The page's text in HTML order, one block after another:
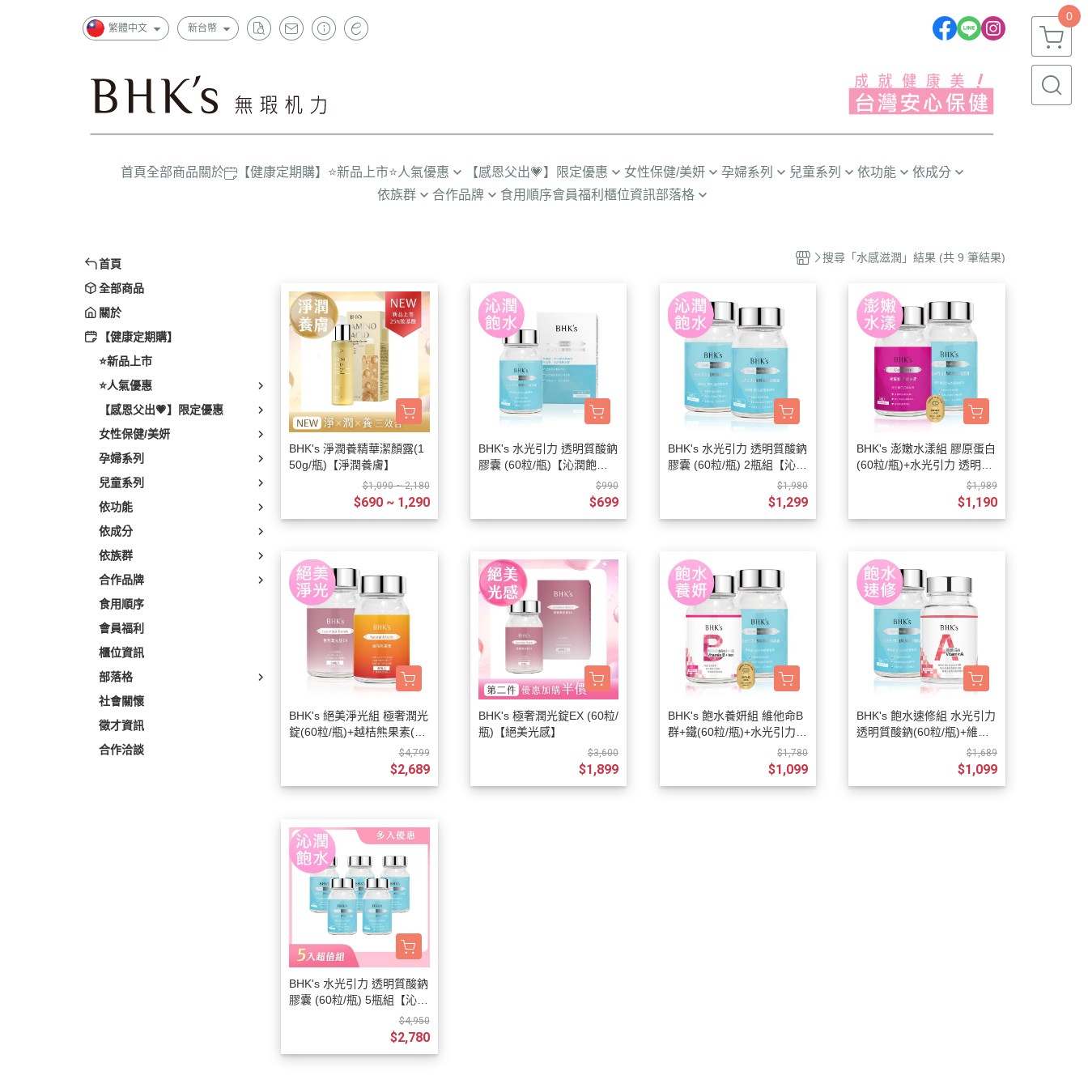
繁體中文 新台幣
0
首頁全部商品關於 【健康定期購】 ⭐新品上市⭐人氣優惠 【感恩父出💗】限定優惠 女性保健/美妍
透亮無瑕
彈潤美妍
青春守護
淨荳調理
豐盈烏黑
清新體香
孕婦系列
孕後期
產後/哺乳
兒童系列
小童(3~6歲)
青少年(12歲以上)
依功能
循環代謝
青春美妍
豐盈烏黑
私密呵護
窈窕代謝
外用保養
依成分
魚油/藻油(DHA/EPA)
膠原蛋白
卵磷脂
非變性膠原/葡萄糖胺
維他命(A/B/C/D/E)
礦物質(鈣/鐵/鎂/鋅)
依族群
嬰幼兒/小童
大童/學齡期
素食
輕熟齡保養
樂齡養生
合作品牌 食用順序會員福利 櫃位資訊部落格
BHK's 情報站
BHK’s 研究手記
首頁
全部商品
關於
【健康定期購】
⭐新品上市
⭐人氣優惠
【感恩父出💗】限定優惠
女性保健/美妍
孕婦系列
兒童系列
依功能
依成分
依族群
合作品牌
食用順序
會員福利
櫃位資訊
部落格
社會關懷
徵才資訊
合作洽談
搜尋「水感滋潤」結果 (共 9 筆結果)
BHK's 淨潤養精華潔顏露(1
50g/瓶)【淨潤養膚】
$1,090 ~ 2,180
$690 ~ 1,290
BHK's 水光引力 透明質酸鈉
膠囊 (60粒/瓶)【沁潤飽
$990
$699
BHK's 水光引力 透明質酸鈉
膠囊 (60粒/瓶) 2瓶組【沁潤
$1,980
$1,299
BHK's 澎嫩水漾組 膠原蛋白
(60粒/瓶)+水光引力 透明質
$1,989
$1,190
BHK's 絕美淨光組 極奢潤光
錠(60粒/瓶)+越桔熊果素(60
$4,799
$2,689
BHK's 極奢潤光錠EX (60粒/
瓶)【絕美光感】
$3,600
$1,899
BHK's 飽水養妍組 維他命B
群+鐵(60粒/瓶)+水光引力
$1,780
$1,099
BHK's 飽水速修組 水光引力
透明質酸鈉(60粒/瓶)+維他
$1,689
$1,099
BHK's 水光引力 透明質酸鈉
膠囊 (60粒/瓶) 5瓶組【沁潤
$4,950
$2,780